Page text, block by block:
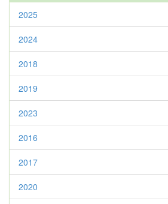
2025
2024
2018
2019
2023
2016
2017
2020